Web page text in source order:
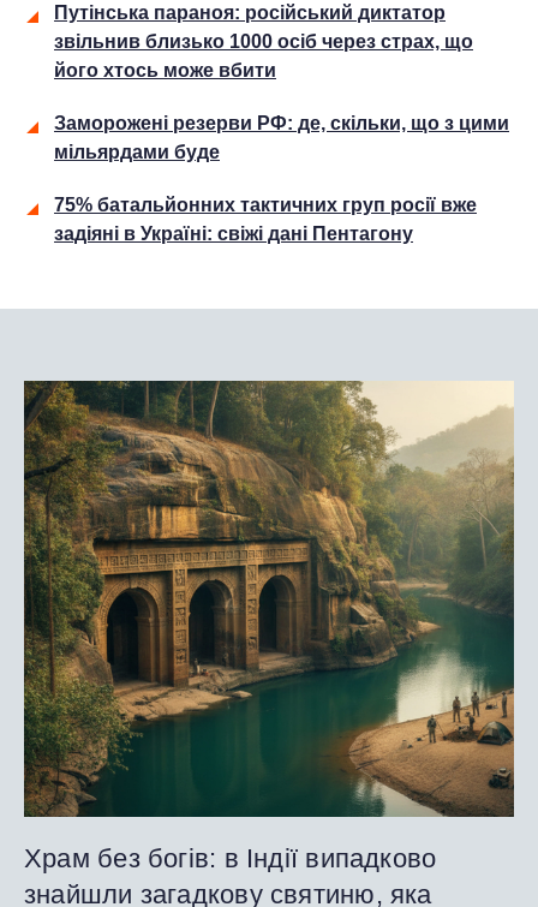
Путінська параноя: російський диктатор
звільнив близько 1000 осіб через страх, що
його хтось може вбити
Заморожені резерви РФ: де, скільки, що з цими
мільярдами буде
75% батальйонних тактичних груп росії вже
задіяні в Україні: свіжі дані Пентагону
Храм без богів: в Індії випадково
знайшли загадкову святиню, яка